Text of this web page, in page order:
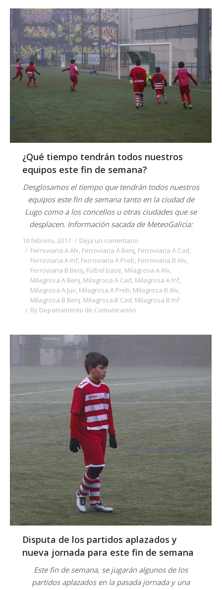
¿Qué tiempo tendrán todos nuestros
equipos este fin de semana?
Desglosamos el tiempo que tendrán todos nuestros
equipos este fin de semana tanto en la ciudad de
Lugo como a los concellos u otras ciudades que se
desplacen. Información sacada de MeteoGalicia:
10 febrero, 2017
Deja un comentario
Ferroviaria A Alv, Ferroviaria A Benj, Ferroviaria A Cad,
Ferroviaria A Inf, Ferroviaria A Preb, Ferroviaria B Alv,
Ferroviaria B Benj, Fútbol base, Milagrosa A Alv,
Milagrosa A Benj, Milagrosa A Cad, Milagrosa A Inf,
Milagrosa A Juv, Milagrosa A Preb, Milagrosa B Alv,
Milagrosa B Benj, Milagrosa B Cad, Milagrosa B Inf
By Departamento de Comunicación
Disputa de los partidos aplazados y
nueva jornada para este fin de semana
Este fin de semana, se jugarán algunos de los
partidos aplazados en la pasada jornada y una